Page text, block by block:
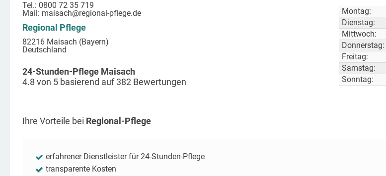
Tel.: 0800 72 35 719
Mail: maisach@regional-pflege.de
Regional Pflege
82216 Maisach (Bayern)
Deutschland
24-Stunden-Pflege Maisach
4.8 von 5 basierend auf382 Bewertungen
Montag:
Dienstag:
Mittwoch:
Donnerstag:
Freitag:
Samstag:
Sonntag:
Ihre Vorteile bei Regional-Pflege
erfahrener Dienstleister für 24-Stunden-Pflege
transparente Kosten